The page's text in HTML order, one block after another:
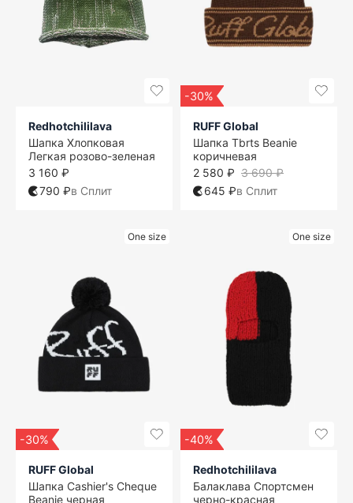
Redhotchililava
Шапка Хлопковая
Легкая розово-зеленая
3 160 ₽
790 ₽в Сплит
-30%
RUFF Global
Шапка Tbrts Beanie
коричневая
3 690 ₽
2 580 ₽
645 ₽в Сплит
One size
-30%
RUFF Global
Шапка Cashier's Cheque
Beanie черная
One size
-40%
Redhotchililava
Балаклава Спортсмен
черно-красная